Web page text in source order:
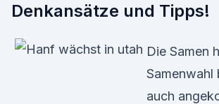
Denkansätze und Tipps!
Die Samen
Samenwahl
auch